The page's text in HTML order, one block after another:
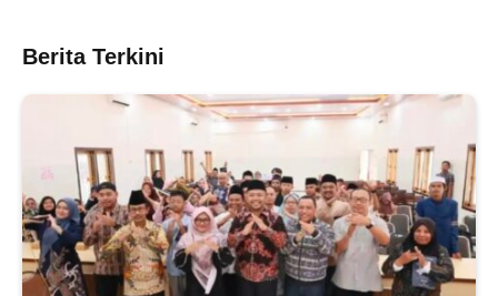
Berita Terkini